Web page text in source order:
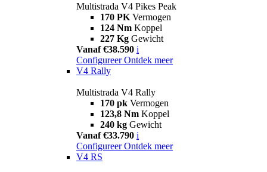
Multistrada V4 Pikes Peak
170 PK Vermogen
124 Nm Koppel
227 Kg Gewicht
Vanaf €38.590 i
Configureer Ontdek meer
V4 Rally
Multistrada V4 Rally
170 pk Vermogen
123,8 Nm Koppel
240 kg Gewicht
Vanaf €33.790 i
Configureer Ontdek meer
V4 RS